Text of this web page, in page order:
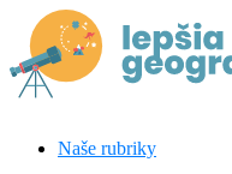
Naše rubriky